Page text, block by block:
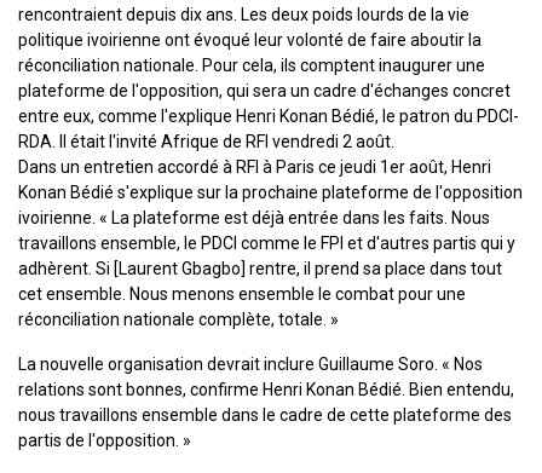
rencontraient depuis dix ans. Les deux poids lourds de la vie
politique ivoirienne ont évoqué leur volonté de faire aboutir la
réconciliation nationale. Pour cela, ils comptent inaugurer une
plateforme de l'opposition, qui sera un cadre d'échanges concret
entre eux, comme l'explique Henri Konan Bédié, le patron du PDCI-
RDA. Il était l'invité Afrique de RFI vendredi 2 août.
Dans un entretien accordé à RFI à Paris ce jeudi 1er août, Henri
Konan Bédié s'explique sur la prochaine plateforme de l'opposition
ivoirienne. « La plateforme est déjà entrée dans les faits. Nous
travaillons ensemble, le PDCI comme le FPI et d'autres partis qui y
adhèrent. Si [Laurent Gbagbo] rentre, il prend sa place dans tout
cet ensemble. Nous menons ensemble le combat pour une
réconciliation nationale complète, totale. »
La nouvelle organisation devrait inclure Guillaume Soro. « Nos
relations sont bonnes, confirme Henri Konan Bédié. Bien entendu,
nous travaillons ensemble dans le cadre de cette plateforme des
partis de l'opposition. »